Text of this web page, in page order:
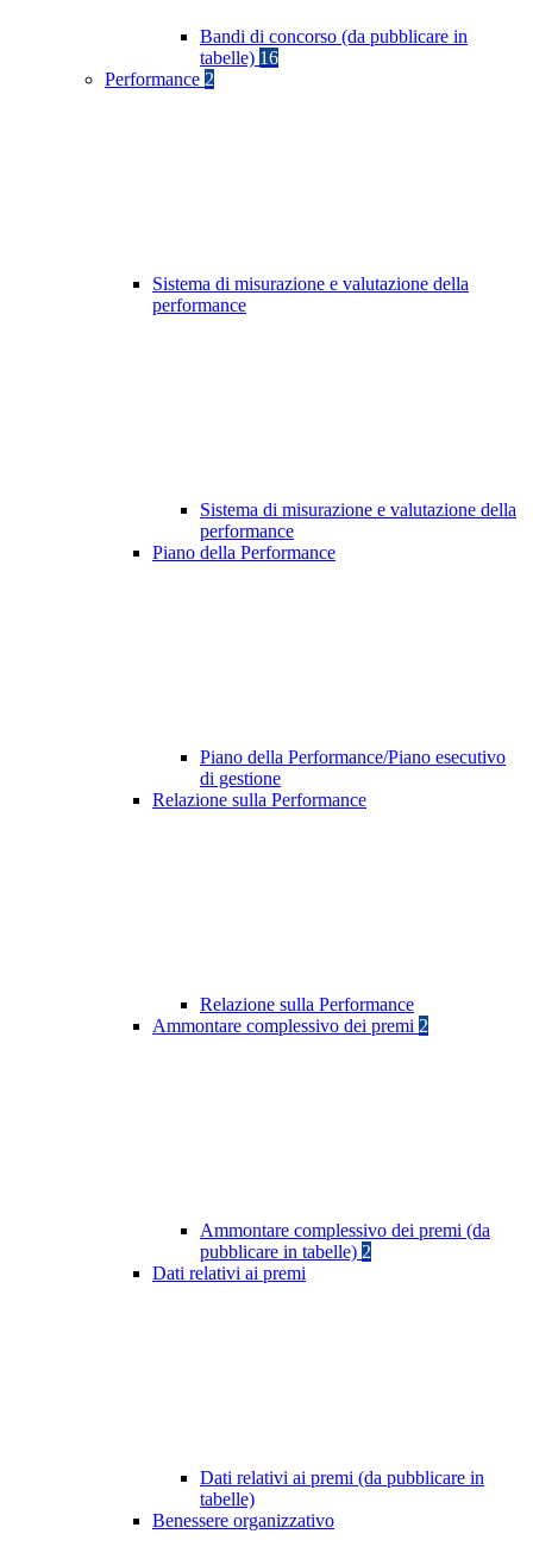
Bandi di concorso (da pubblicare in
tabelle) 16
Performance 2
Sistema di misurazione e valutazione della
performance
Sistema di misurazione e valutazione della
performance
Piano della Performance
Piano della Performance/Piano esecutivo
di gestione
Relazione sulla Performance
Relazione sulla Performance
Ammontare complessivo dei premi 2
Ammontare complessivo dei premi (da
pubblicare in tabelle) 2
Dati relativi ai premi
Dati relativi ai premi (da pubblicare in
tabelle)
Benessere organizzativo